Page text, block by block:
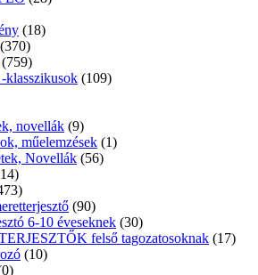
(18)
(370)
(759)
klasszikusok (109)
novellák (9)
műelemzések (1)
Novellák (56)
(90)
6-10 éveseknek (30)
felső tagozatosoknak (17)
(10)